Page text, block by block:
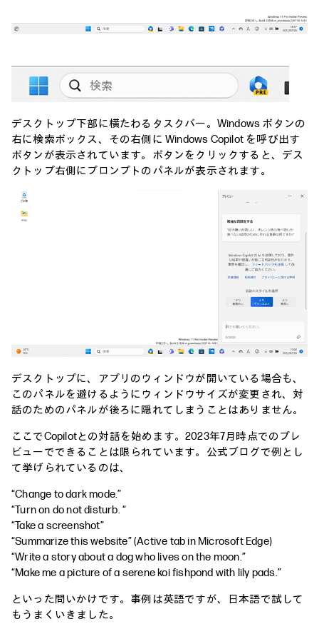
デスクトップ下部に横たわるタスクバー。Windows ボタンの
右に検索ボックス、その右側に Windows Copilot を呼び出す
ボタンが表示されています。ボタンをクリックすると、デス
クトップ右側にプロンプトのパネルが表示されます。
デスクトップに、アプリのウィンドウが開いている場合も、
このパネルを避けるようにウィンドウサイズが変更され、対
話のためのパネルが後ろに隠れてしまうことはありません。
ここでCopilotとの対話を始めます。2023年7月時点でのプレ
ビューでできることは限られています。公式ブログで例とし
て挙げられているのは、
“Change to dark mode.”
“Turn on do not disturb. “
“Take a screenshot”
“Summarize this website” (Active tab in Microsoft Edge)
“Write a story about a dog who lives on the moon.”
“Make me a picture of a serene koi fishpond with lily pads.”
といった問いかけです。事例は英語ですが、日本語で試して
もうまくいきました。